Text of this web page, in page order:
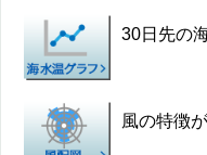
30日先の
風の特徴